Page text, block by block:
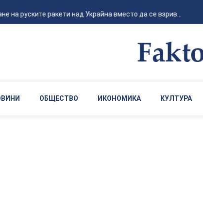
на руските ракети над Украйна вместо да се взрив...
ОБЩЕСТВО ИКОНОМИКА КУЛТУРА